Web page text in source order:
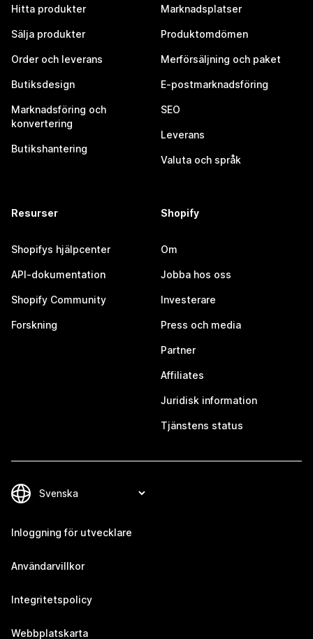
Hitta produkter
Sälja produkter
Order och leverans
Butiksdesign
Marknadsföring och
konvertering
Butikshantering
Marknadsplatser
Produktomdömen
Merförsäljning och paket
E-postmarknadsföring
SEO
Leverans
Valuta och språk
Resurser
Shopifys hjälpcenter
API-dokumentation
Shopify Community
Forskning
Shopify
Om
Jobba hos oss
Investerare
Press och media
Partner
Affiliates
Juridisk information
Tjänstens status
Inloggning för utvecklare
Användarvillkor
Integritetspolicy
Webbplatskarta